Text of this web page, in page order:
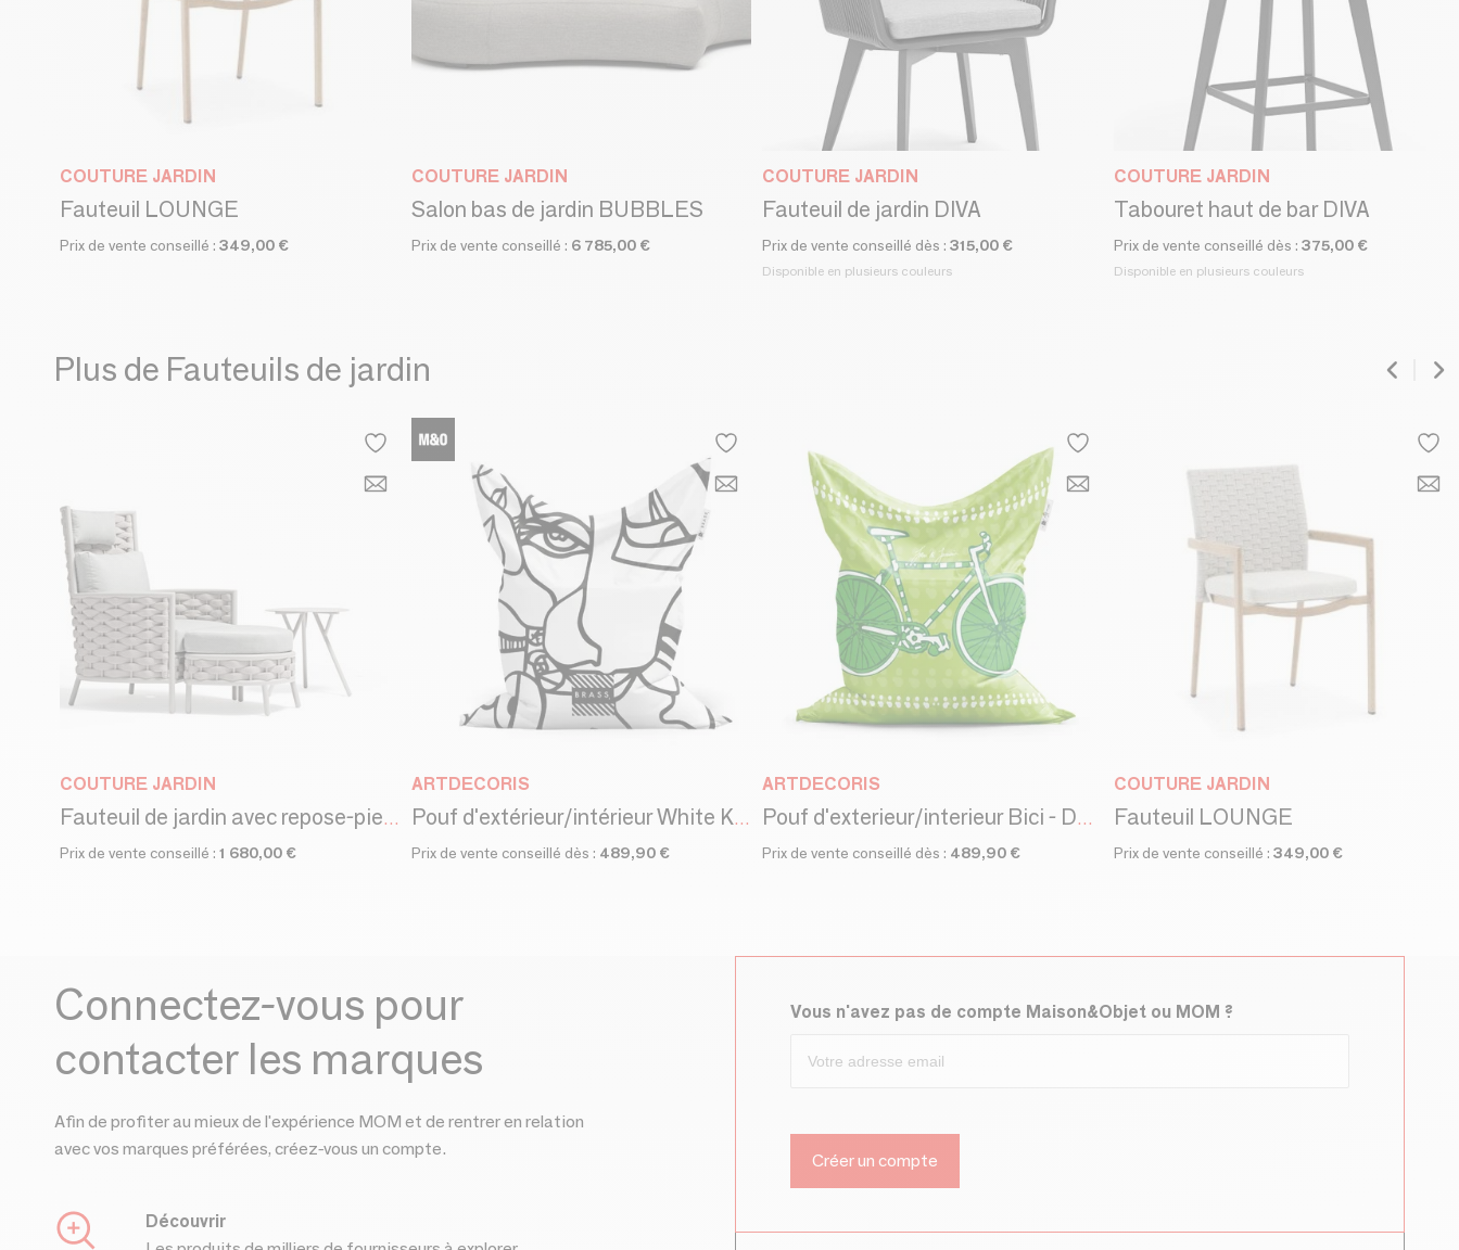
COUTURE JARDIN
Fauteuil LOUNGE
Prix de vente conseillé : 349,00 €
COUTURE JARDIN
Salon bas de jardin BUBBLES
Prix de vente conseillé : 6 785,00 €
COUTURE JARDIN
Fauteuil de jardin DIVA
Prix de vente conseillé dès : 315,00 €
Disponible en plusieurs couleurs
COUTURE JARDIN
Tabouret haut de bar DIVA
Prix de vente conseillé dès : 375,00 €
Disponible en plusieurs couleurs
Plus de Fauteuils de jardin
COUTURE JARDIN
Fauteuil de jardin avec repose-pieds LOOP
Prix de vente conseillé : 1 680,00 €
ARTDECORIS
Pouf d'extérieur/intérieur White Koseka - Design by BRASS
Prix de vente conseillé dès : 489,90 €
ARTDECORIS
Pouf d'exterieur/interieur Bici - Design by Juan de Lascurain
Prix de vente conseillé dès : 489,90 €
COUTURE JARDIN
Fauteuil LOUNGE
Prix de vente conseillé : 349,00 €
Connectez-vous pour
contacter les marques
Afin de profiter au mieux de l'expérience MOM et de rentrer en relation
avec vos marques préférées, créez-vous un compte.
Découvrir
Vous n'avez pas de compte Maison&Objet ou MOM ?